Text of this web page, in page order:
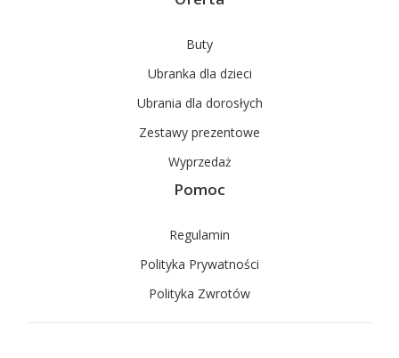
Buty
Ubranka dla dzieci
Ubrania dla dorosłych
Zestawy prezentowe
Wyprzedaż
Pomoc
Regulamin
Polityka Prywatności
Polityka Zwrotów